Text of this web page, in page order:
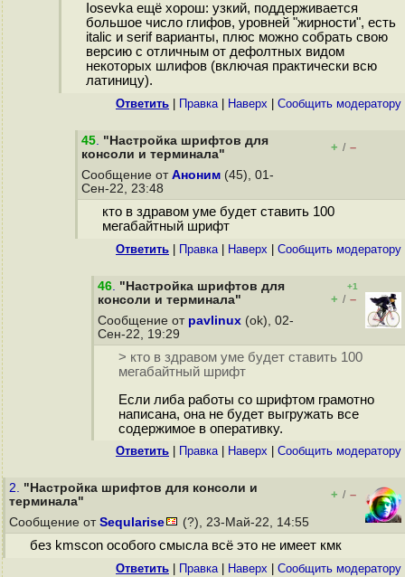
Iosevka ещё хорош: узкий, поддерживается
большое число глифов, уровней "жирности", есть
italic и serif варианты, плюс можно собрать свою
версию с отличным от дефолтных видом
некоторых шлифов (включая практически всю
латиницу).
Ответить Правка| Наверх Cообщить модератору
45. "Настройка шрифтов для
консоли и терминала"
+ / –
Сообщение от Аноним (45), 01-
Сен-22, 23:48
кто в здравом уме будет ставить 100
мегабайтный шрифт
Ответить Правка| Наверх Cообщить модератору
46. "Настройка шрифтов для
консоли и терминала"
+1
+ / –
Сообщение от pavlinux (ok), 02-
Сен-22, 19:29
> кто в здравом уме будет ставить 100
мегабайтный шрифт
Если либа работы со шрифтом грамотно
написана, она не будет выгружать все
содержимое в оперативку.
Ответить Правка| Наверх Cообщить модератору
2. "Настройка шрифтов для консоли и
терминала"
+ / –
Сообщение от Seqularise (?), 23-Май-22, 14:55
без kmscon особого смысла всё это не имеет кмк
Ответить Правка| Наверх Cообщить модератору